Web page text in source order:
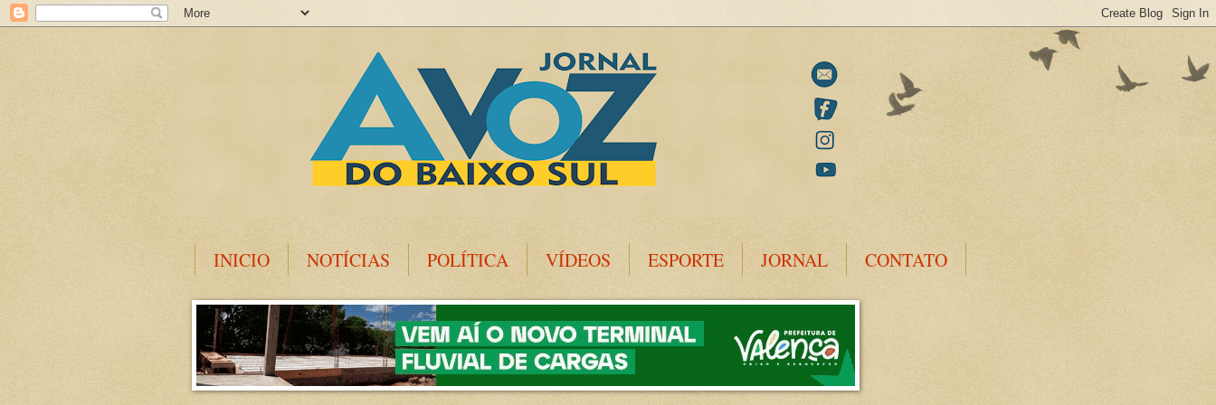
INICIO NOTÍCIAS POLÍTICA VÍDEOS ESPORTE JORNAL CONTATO